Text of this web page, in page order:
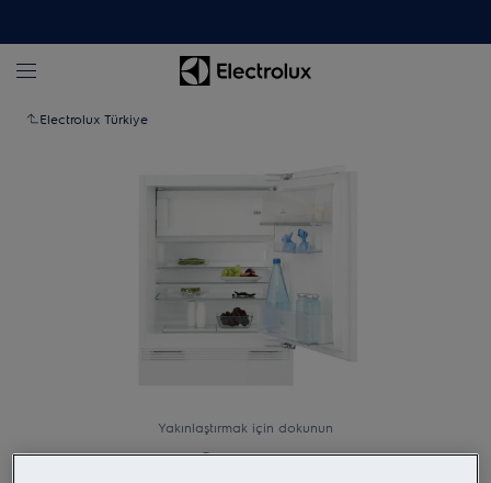
Electrolux Türkiye
Yakınlaştırmak için dokunun